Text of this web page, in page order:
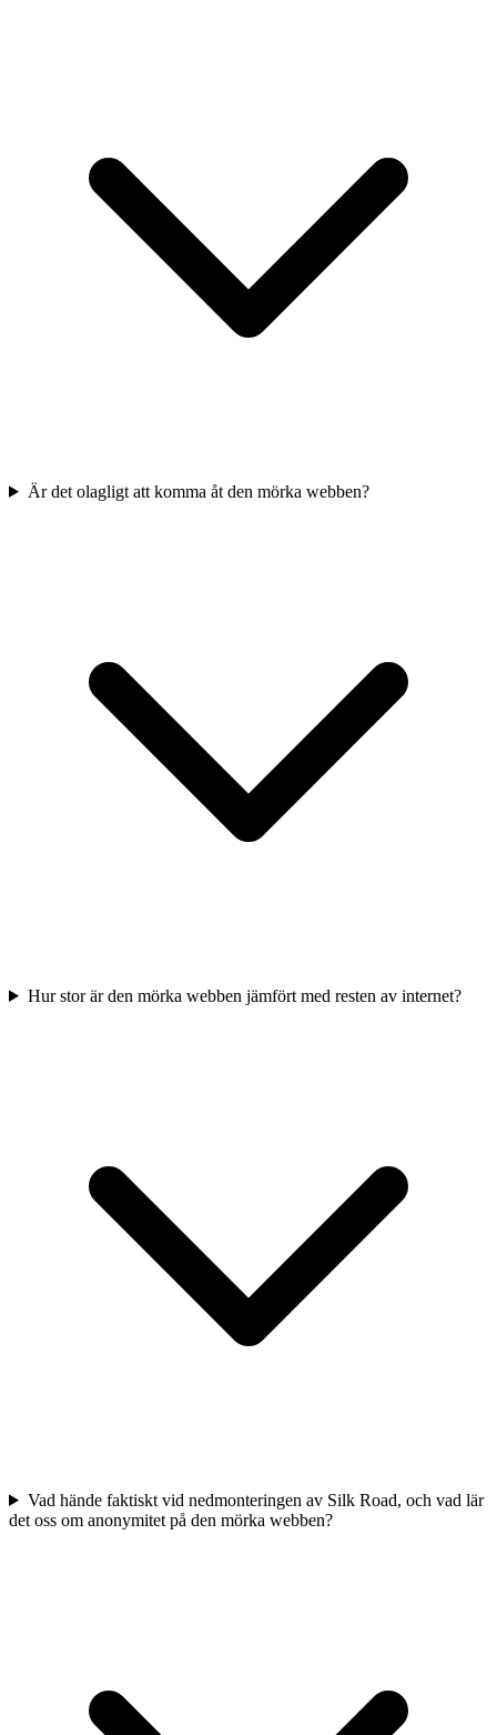
Är det olagligt att komma åt den mörka webben?
Hur stor är den mörka webben jämfört med resten av internet?
Vad hände faktiskt vid nedmonteringen av Silk Road, och vad lär
det oss om anonymitet på den mörka webben?